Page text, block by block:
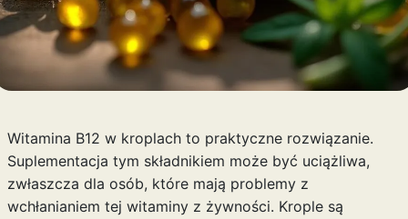
Witamina B12 w kroplach to praktyczne rozwiązanie.
Suplementacja tym składnikiem może być uciążliwa,
zwłaszcza dla osób, które mają problemy z
wchłanianiem tej witaminy z żywności. Krople są